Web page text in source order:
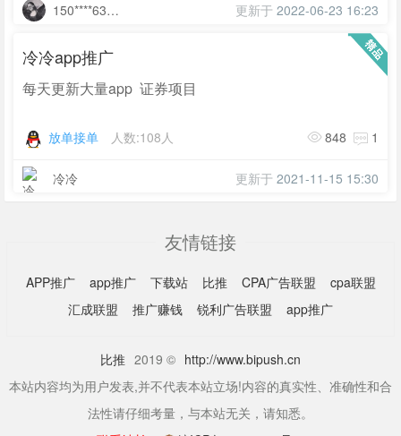
150****6356 更新于 2022-06-23 16:23
冷冷app推广
每天更新大量app 证券项目
放单接单 人数:108人 848 1
冷冷 更新于 2021-11-15 15:30
友情链接
APP推广 app推广 下载站 比推 CPA广告联盟
cpa联盟
汇成联盟
推广赚钱 锐利广告联盟 app推广
比推 2019 © http://www.bipush.cn
本站内容均为用户发表,并不代表本站立场!内容的真实性、准确性和合
法性请仔细考量，与本站无关，请知悉。